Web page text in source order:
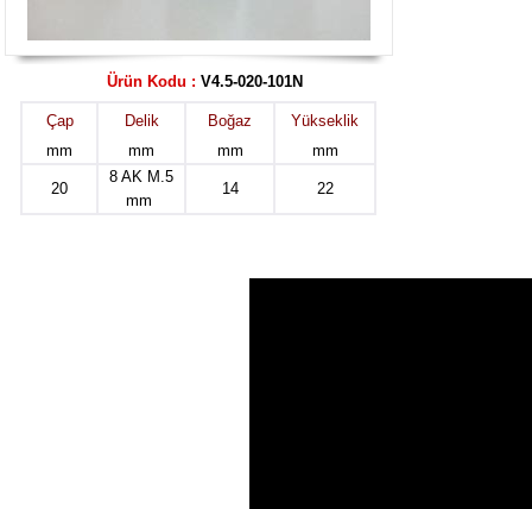
Ürün Kodu : V4.5-020-101N
Çap
mm
Delik
mm
Boğaz
mm
Yükseklik
mm
20
8 AK M.5
mm
14 22